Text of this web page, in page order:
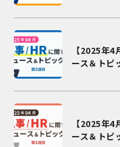
【2025年
ース＆トピ
【2025年
ース＆トピ